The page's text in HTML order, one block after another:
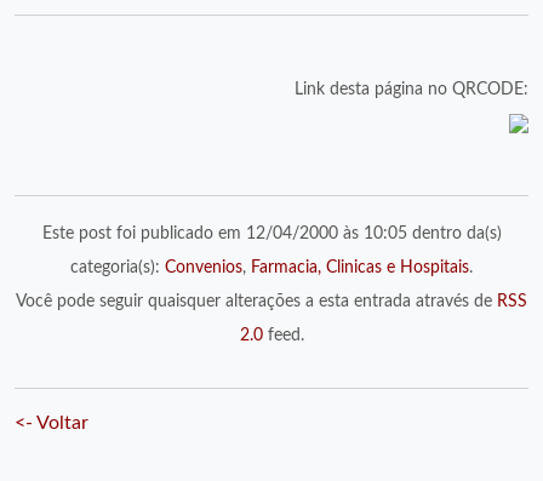
Link desta página no QRCODE:
Este post foi publicado em 12/04/2000 às 10:05 dentro da(s)
categoria(s): Convenios, Farmacia, Clinicas e Hospitais.
Você pode seguir quaisquer alterações a esta entrada através de RSS
2.0feed.
<- Voltar